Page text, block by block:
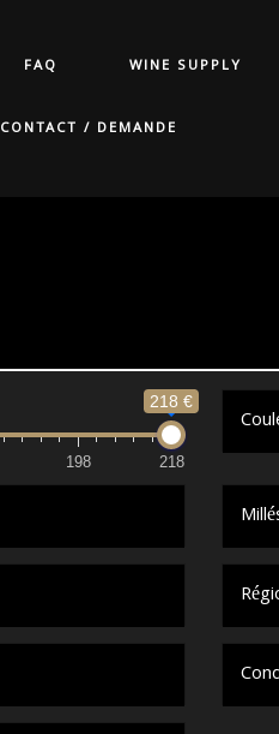
FAQ WINE SUPPLY
CONTACT / DEMANDE
218 €
198 218